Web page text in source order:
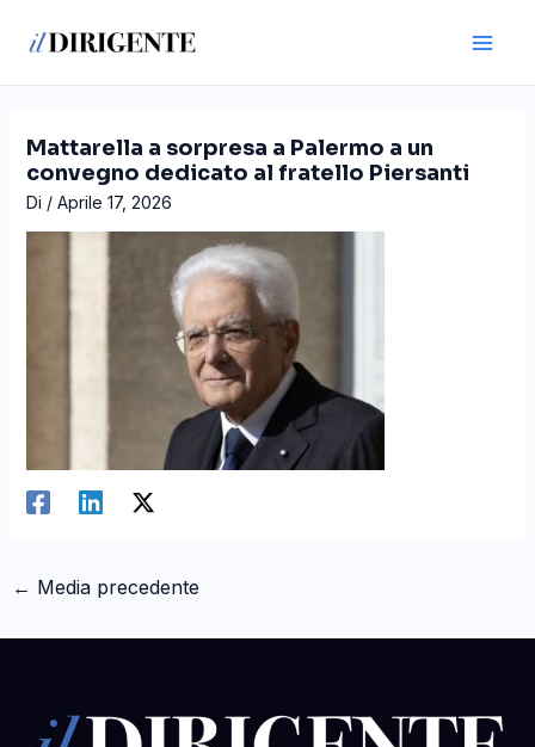
Mattarella a sorpresa a Palermo a un
convegno dedicato al fratello Piersanti
Di / Aprile 17, 2026
articoli
← Media precedente